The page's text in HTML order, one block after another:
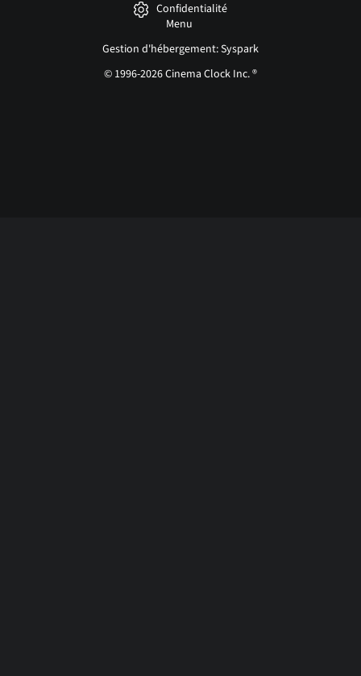
Confidentialité
Menu
Gestion d'hébergement: Syspark
© 1996-2026 Cinema Clock Inc. ®